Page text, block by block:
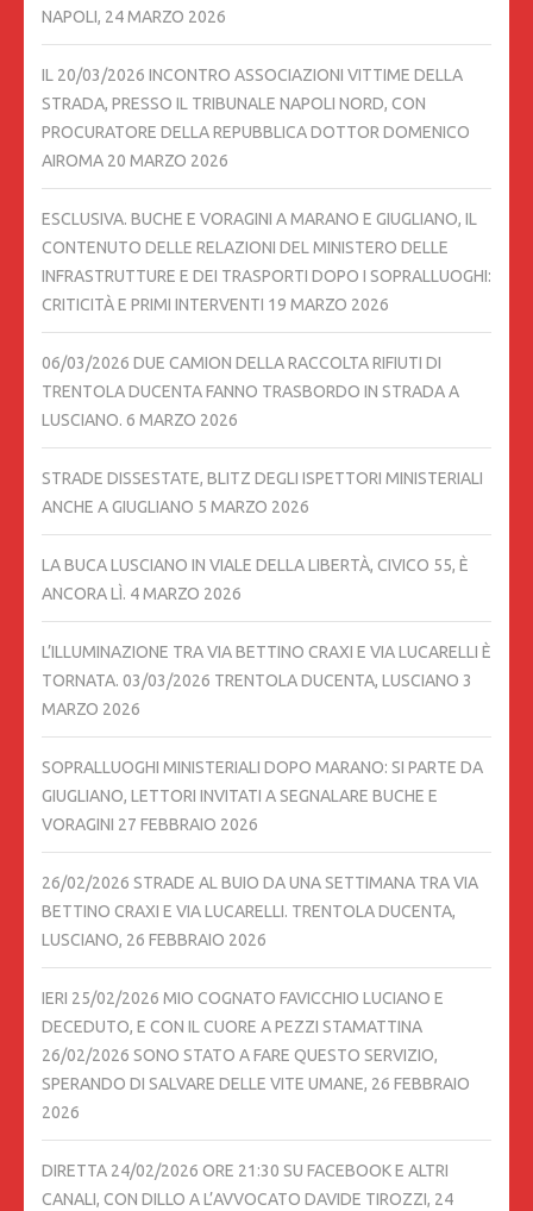
NAPOLI, 24 MARZO 2026
IL 20/03/2026 INCONTRO ASSOCIAZIONI VITTIME DELLA
STRADA, PRESSO IL TRIBUNALE NAPOLI NORD, CON
PROCURATORE DELLA REPUBBLICA DOTTOR DOMENICO
AIROMA 20 MARZO 2026
ESCLUSIVA. BUCHE E VORAGINI A MARANO E GIUGLIANO, IL
CONTENUTO DELLE RELAZIONI DEL MINISTERO DELLE
INFRASTRUTTURE E DEI TRASPORTI DOPO I SOPRALLUOGHI:
CRITICITÀ E PRIMI INTERVENTI 19 MARZO 2026
06/03/2026 DUE CAMION DELLA RACCOLTA RIFIUTI DI
TRENTOLA DUCENTA FANNO TRASBORDO IN STRADA A
LUSCIANO. 6 MARZO 2026
STRADE DISSESTATE, BLITZ DEGLI ISPETTORI MINISTERIALI
ANCHE A GIUGLIANO 5 MARZO 2026
LA BUCA LUSCIANO IN VIALE DELLA LIBERTÀ, CIVICO 55, È
ANCORA LÌ. 4 MARZO 2026
L’ILLUMINAZIONE TRA VIA BETTINO CRAXI E VIA LUCARELLI È
TORNATA. 03/03/2026 TRENTOLA DUCENTA, LUSCIANO 3
MARZO 2026
SOPRALLUOGHI MINISTERIALI DOPO MARANO: SI PARTE DA
GIUGLIANO, LETTORI INVITATI A SEGNALARE BUCHE E
VORAGINI 27 FEBBRAIO 2026
26/02/2026 STRADE AL BUIO DA UNA SETTIMANA TRA VIA
BETTINO CRAXI E VIA LUCARELLI. TRENTOLA DUCENTA,
LUSCIANO, 26 FEBBRAIO 2026
IERI 25/02/2026 MIO COGNATO FAVICCHIO LUCIANO E
DECEDUTO, E CON IL CUORE A PEZZI STAMATTINA
26/02/2026 SONO STATO A FARE QUESTO SERVIZIO,
SPERANDO DI SALVARE DELLE VITE UMANE, 26 FEBBRAIO
2026
DIRETTA 24/02/2026 ORE 21:30 SU FACEBOOK E ALTRI
CANALI, CON DILLO A L’AVVOCATO DAVIDE TIROZZI, 24